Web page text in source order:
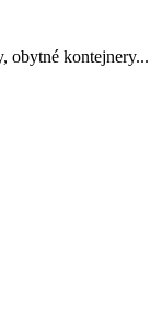
obytné kontejnery...